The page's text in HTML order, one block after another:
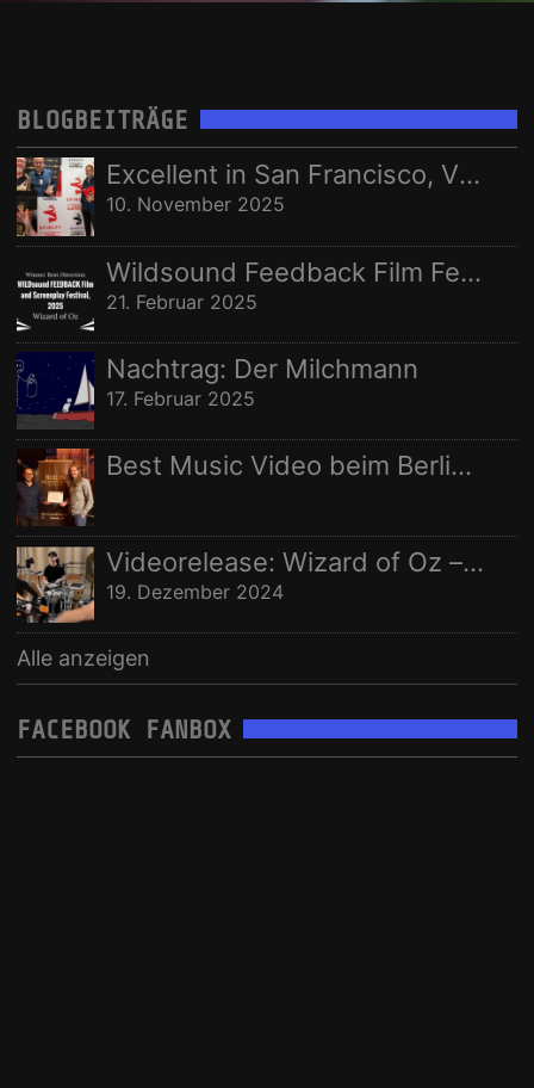
Ort:
WELTRAUMSTUDIOS WIZARD OF OZ
BLOGBEITRÄGE
Excellent in San Francisco, Vize in Freising
10. November 2025
Wildsound Feedback Film Festival: Beste Regie
21. Februar 2025
Nachtrag: Der Milchmann
17. Februar 2025
Best Music Video beim Berlin Independent Film Festival
Videorelease: Wizard of Oz – feat. Rhani Krija, Michalina Malisz & Ross Ainslie
19. Dezember 2024
Alle anzeigen
FACEBOOK FANBOX